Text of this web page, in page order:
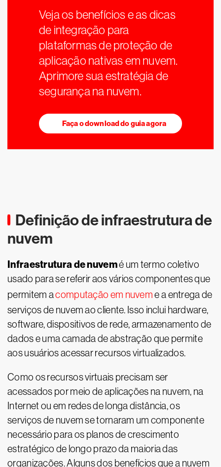
Veja os benefícios e as dicas
de integração para
plataformas de proteção de
aplicação nativas em nuvem.
Aprimore sua estratégia de
segurança na nuvem.
Faça o download do guia agora
Definição de infraestrutura de
nuvem
Infraestrutura de nuvemé um termo coletivo
usado para se referir aos vários componentes que
permitem acomputação em nuveme a entrega de
serviços de nuvem ao cliente. Isso inclui hardware,
software, dispositivos de rede, armazenamento de
dados e uma camada de abstração que permite
aos usuários acessar recursos virtualizados.
Como os recursos virtuais precisam ser
acessados por meio de aplicações na nuvem, na
Internet ou em redes de longa distância, os
serviços de nuvem se tornaram um componente
necessário para os planos de crescimento
estratégico de longo prazo da maioria das
organizações. Alguns dos benefícios que a nuvem